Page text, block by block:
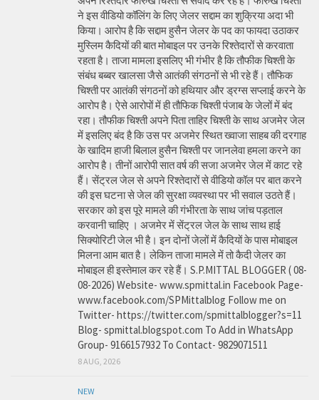
ने इस वीडियो कॉलिंग के लिए जेलर सद्दाम का शुक्रिया अदा भी
किया। आरोप है कि सद्दाम हुसैन जेलर के पद का फायदा उठाकर
मुस्लिम कैदियों की बात मोबाइल पर उनके रिश्तेदारों से करवाता
रहता है। ताजा मामला इसलिए भी गंभीर है कि तौफीक चिश्ती के
संबंध बब्बर खालसा जैसे आतंकी संगठनों से भी रहे हैं। तौफिक
चिश्ती पर आतंकी संगठनों को हथियार और ड्रग्स सप्लाई करने के
आरोप है। ऐसे आरोपों में ही तौफिक चिश्ती पंजाब के जेलों में बंद
रहा। तौफीक चिश्ती अपने पिता ताहिर चिश्ती के साथ अजमेर जेल
में इसलिए बंद है कि उस पर अजमेर स्थित ख्वाजा साहब की दरगाह
के खादिम हाजी बिलाल हुसैन चिश्ती पर जानलेवा हमला करने का
आरोप है। तीनों आरोपी सात वर्ष की सजा अजमेर जेल में काट रहे
हैं। सेंट्रल जेल से अपने रिश्तेदारों से वीडियो कॉल पर बात करने
की इस घटना से जेल की सुरक्षा व्यवस्था पर भी सवाल उठते हैं।
सरकार को इस पूरे मामले की गंभीरता के साथ जांच पड़ताल
करवानी चाहिए । अजमेर में सेंट्रल जेल के साथ साथ हाई
सिक्योरिटी जेल भी है। इन दोनों जेलों में कैदियों के पास मोबाइल
मिलना आम बात है। लेकिन ताजा मामले में तो कैदी जेलर का
मोबाइल ही इस्तेमाल कर रहे हैं। S.P.MITTAL BLOGGER ( 08-
08-2026) Website- www.spmittal.in Facebook Page-
www.facebook.com/SPMittalblog Follow me on
Twitter- https://twitter.com/spmittalblogger?s=11
Blog- spmittal.blogspot.com To Add in WhatsApp
Group- 9166157932 To Contact- 9829071511
8 AUG, 2026
NEW